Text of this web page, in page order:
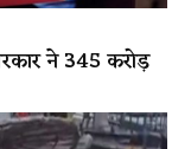
ने 345 करोड़